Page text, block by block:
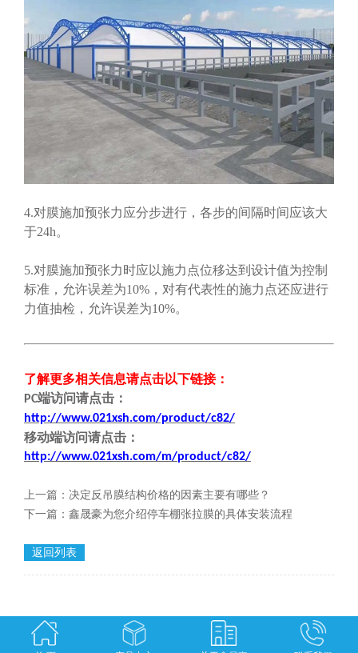
4.对膜施加预张力应分步进行，各步的间隔时间应该大
于24h。
5.对膜施加预张力时应以施力点位移达到设计值为控制
标准，允许误差为10%，对有代表性的施力点还应进行
力值抽检，允许误差为10%。
了解更多相关信息请点击以下链接：
PC端访问请点击 ：
http://www.021xsh.com/product/c82/
移动端访问请点击 ：
http://www.021xsh.com/m/product/c82/
上一篇： 决定反吊膜结构价格的因素主要有哪些？
下一篇： 鑫晟豪为您介绍停车棚张拉膜的具体安装流程
返回列表